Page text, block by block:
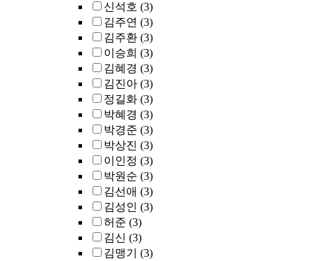
신석호 (3)
김주연 (3)
김주환 (3)
이승희 (3)
김혜경 (3)
김진아 (3)
정길화 (3)
박혜경 (3)
박경준 (3)
박상진 (3)
이인정 (3)
박원순 (3)
김선애 (3)
김성인 (3)
허준 (3)
김신 (3)
김맹기
(3)